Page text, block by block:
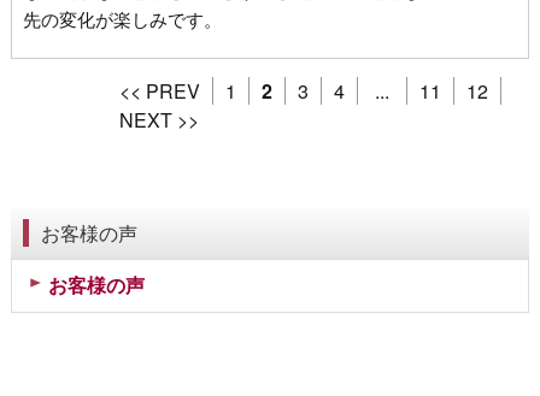
先の変化が楽しみです。
<< PREV 1 2 3 4 ... 11
12
NEXT >>
お客様の声
お客様の声